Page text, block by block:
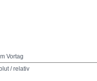
Vortag
/ relativ